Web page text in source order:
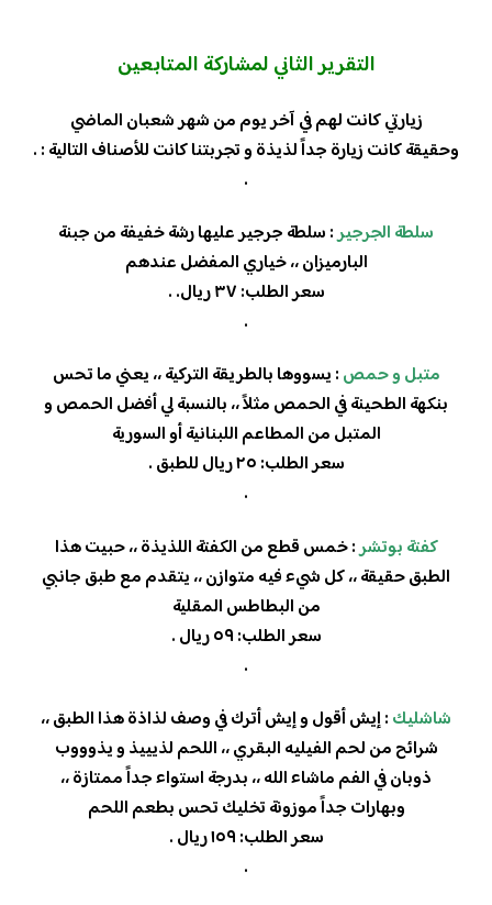
التقريرالثانيلمشاركة المتابعين
زيارتي كانت لهم في آخر يوم من شهر شعبان الماضي
وحقيقة كانت زيارة جداً لذيذة و تجربتنا كانت للأصناف التالية : .
.
سلطة الجرجير: سلطة جرجير عليها رشة خفيفة من جبنة
البارميزان ،، خياري المفضل عندهم
سعر الطلب: ٣٧ ريال. .
.
متبل و حمص: يسووها بالطريقة التركية ،، يعني ما تحس
بنكهة الطحينة في الحمص مثلاً ،، بالنسبة لي أفضل الحمص و
المتبل من المطاعم اللبنانية أو السورية
سعر الطلب: ٢٥ ريال للطبق .
.
كفتة بوتشر: خمس قطع من الكفتة اللذيذة ،، حبيت هذا
الطبق حقيقة ،، كل شيء فيه متوازن ،، يتقدم مع طبق جانبي
من البطاطس المقلية
سعر الطلب: ٥٩ ريال .
.
شاشليك: إيش أقول و إيش أترك في وصف لذاذة هذا الطبق ،،
شرائح من لحم الفيليه البقري ،، اللحم لذيييذ و يذوووب
ذوبان في الفم ماشاء الله ،، بدرجة استواء جداً ممتازة ،،
وبهارات جداً موزونة تخليك تحس بطعم اللحم
سعر الطلب: ١٥٩ ريال .
.